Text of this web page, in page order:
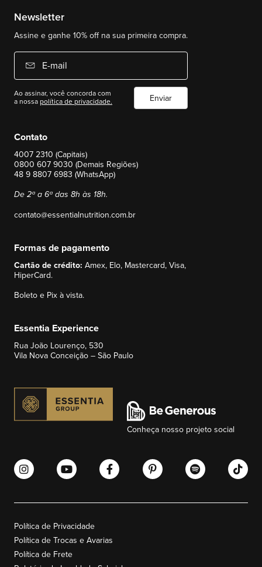
Contato
4007 2310 (Capitais)
0800 607 9030 (Demais Regiões)
48 9 8807 6983 (WhatsApp)
De 2ª a 6ª das 8h às 18h.
contato@essentialnutrition.com.br
Formas de pagamento
Cartão de crédito: Amex, Elo, Mastercard, Visa,
HiperCard.
Boleto e Pix à vista.
Essentia Experience
Rua João Lourenço, 530
Vila Nova Conceição – São Paulo
Newsletter
Assine e ganhe 10% off na sua primeira compra.
E-mail
Ao assinar, você concorda com
a nossapolítica de privacidade. Enviar
Conheça nosso projeto social
Política de Privacidade
Política de Trocas e Avarias
Política de Frete